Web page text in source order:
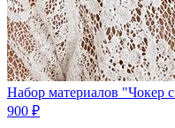
Набор материалов "Чокер
900 ₽